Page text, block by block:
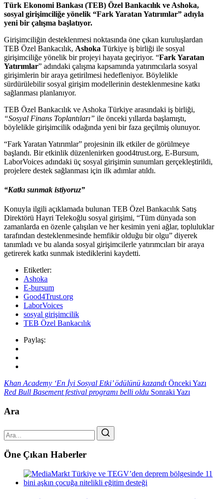
Türk Ekonomi Bankası (TEB) Özel Bankacılık ve Ashoka,
sosyal girişimciliğe yönelik “Fark Yaratan Yatırımlar” adıyla
yeni bir çalışma başlatıyor.
Girişimciliğin desteklenmesi noktasında öne çıkan kuruluşlardan
TEB Özel Bankacılık, Ashoka Türkiye iş birliği ile sosyal
girişimciliğe yönelik bir projeyi hayata geçiriyor. “Fark Yaratan
Yatırımlar” adındaki çalışma kapsamında yatırımcılarla sosyal
girişimlerin bir araya getirilmesi hedefleniyor. Böylelikle
sürdürülebilir sosyal girişim modellerinin desteklenmesine katkı
sağlanması planlanıyor.
TEB Özel Bankacılık ve Ashoka Türkiye arasındaki iş birliği,
“Sosyal Finans Toplantıları” ile önceki yıllarda başlamıştı,
böylelikle girişimcilik odağında yeni bir faza geçilmiş olunuyor.
“Fark Yaratan Yatırımlar” projesinin ilk etkiler de görülmeye
başlandı. Bir etkinlik düzenlenirken good4trust.org, E-Bursum,
LaborVoices adındaki üç sosyal girişimin sunumları gerçekleştirildi,
projelere destek sağlanması için ilk adımlar atıldı.
“Katkı sunmak istiyoruz”
Konuyla ilgili açıklamada bulunan TEB Özel Bankacılık Satış
Direktörü Hayri Telekoğlu sosyal girişimi, “Tüm dünyada son
zamanlarda en özenle çalışılan ve her kesimin yeni ağlar, topluluklar
tarafından desteklenmesinde hemfikir olduğu bir olgu” diyerek
tanımladı ve bu alanda sosyal girişimcilerle yatırımcıları bir araya
getirerek katkı sunmak istediklerini kaydetti.
Etiketler:
Ashoka
E-bursum
Good4Trust.org
LaborVoices
sosyal girişimcilik
TEB Özel Bankacılık
Paylaş:
Khan Academy ‘En İyi Sosyal Etki’ ödülünü kazandı Önceki Yazı
Red Bull Basement festival programı belli oldu Sonraki Yazı
Ara
Öne Çıkan Haberler